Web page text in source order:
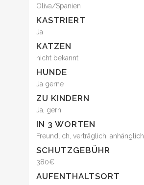
Oliva/Spanien
KASTRIERT
Ja
KATZEN
nicht bekannt
HUNDE
Ja gerne
ZU KINDERN
Ja, gern
IN 3 WORTEN
Freundlich, verträglich, anhänglich
SCHUTZGEBÜHR
380€
AUFENTHALTSORT